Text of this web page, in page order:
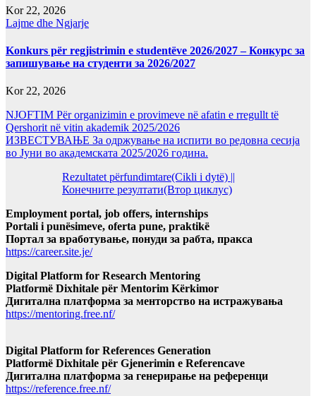
Kor 22, 2026
Lajme dhe Ngjarje
Konkurs për regjistrimin e studentëve 2026/2027 – Конкурс за
запишување на студенти за 2026/2027
Kor 22, 2026
NJOFTIM Për organizimin e provimeve në afatin e rregullt të
Qershorit në vitin akademik 2025/2026
ИЗВЕСТУВАЊЕ За одржување на испити во редовна сесија
во Јуни во академската 2025/2026 година.
Rezultatet përfundimtare(Cikli i dytë) ||
Конечните резултати(Втор циклус)
Employment portal, job offers, internships
Portali i punësimeve, oferta pune, praktikë
Портал за вработување, понуди за рабта, пракса
https://career.site.je/
Digital Platform for Research Mentoring
Platformë Dixhitale për Mentorim Kërkimor
Дигитална платформа за менторство на истражувања
https://mentoring.free.nf/
Digital Platform for References Generation
Platformë Dixhitale për Gjenerimin e Referencave
Дигитална платформа за генерирање на референци
https://reference.free.nf/